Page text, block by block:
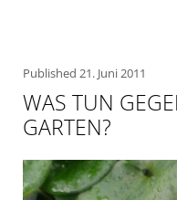
Published 21. Juni 2011
WAS TUN
GARTEN?